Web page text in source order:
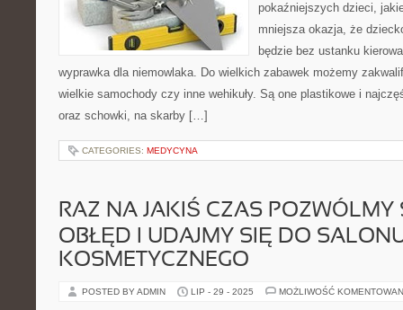
pokaźniejszych dzieci,
mniejsza okazja, że
będzie bez ustanku
wyprawka dla niemowlaka. Do wielkich zabawek możemy
wielkie samochody czy inne wehikuły. Są one plastikowe i
oraz schowki, na skarby […]
CATEGORIES: MEDYCYNA
RAZ NA JAKIŚ CZAS POZWÓLMY
OBŁĘD I UDAJMY SIĘ DO
KOSMETYCZNEGO
POSTED BY ADMIN LIP - 29 - 2025 MOŻLIWOŚĆ